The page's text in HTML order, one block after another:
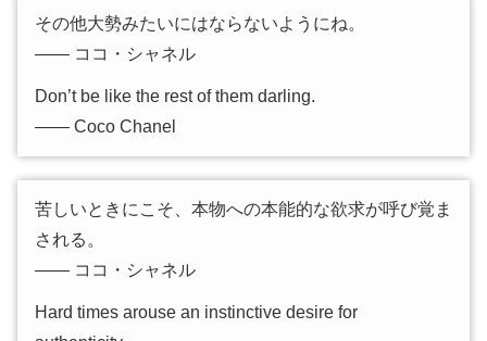
その他大勢みたいにはならないようにね。
―― ココ・シャネル
Don’t be like the rest of them darling.
―― Coco Chanel
苦しいときにこそ、本物への本能的な欲求が呼び覚ま
される。
―― ココ・シャネル
Hard times arouse an instinctive desire for